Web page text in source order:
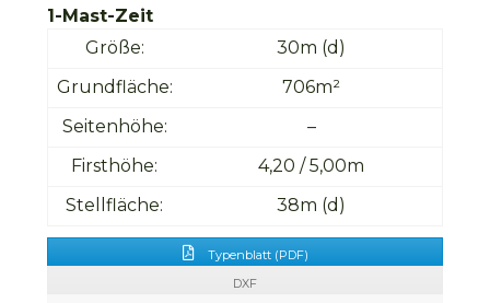
1-Mast-Zeit
Größe:
30m (d)
Grundfläche:
706m²
Seitenhöhe:
–
Firsthöhe:
4,20 / 5,00m
Stellfläche:
38m (d)
Typenblatt (PDF)
DXF